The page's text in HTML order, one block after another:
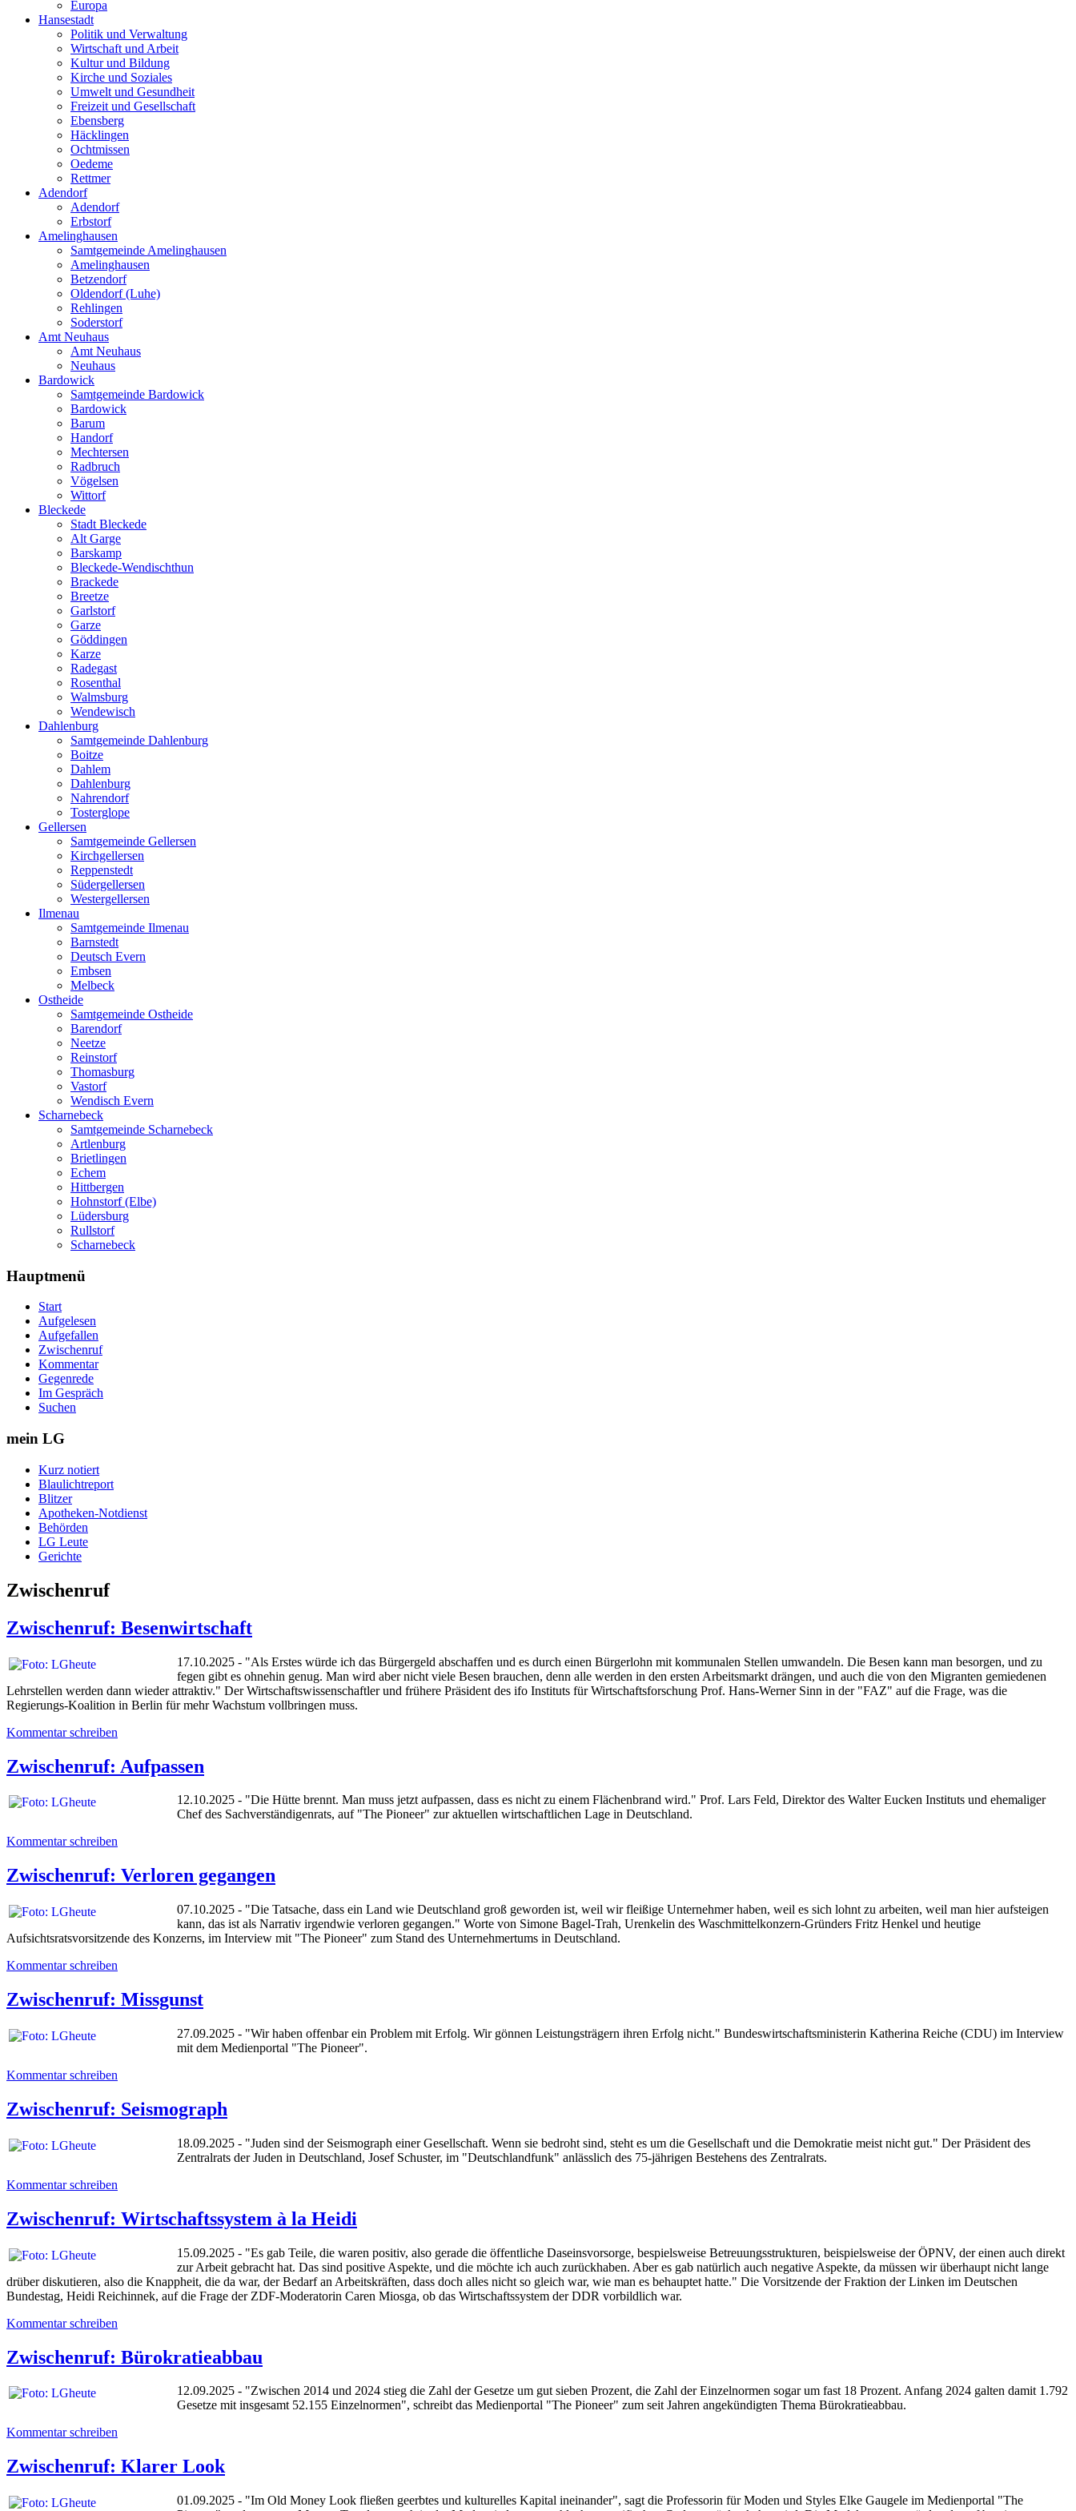
Europa
Hansestadt
Politik und Verwaltung
Wirtschaft und Arbeit
Kultur und Bildung
Kirche und Soziales
Umwelt und Gesundheit
Freizeit und Gesellschaft
Ebensberg
Häcklingen
Ochtmissen
Oedeme
Rettmer
Adendorf
Adendorf
Erbstorf
Amelinghausen
Samtgemeinde Amelinghausen
Amelinghausen
Betzendorf
Oldendorf (Luhe)
Rehlingen
Soderstorf
Amt Neuhaus
Amt Neuhaus
Neuhaus
Bardowick
Samtgemeinde Bardowick
Bardowick
Barum
Handorf
Mechtersen
Radbruch
Vögelsen
Wittorf
Bleckede
Stadt Bleckede
Alt Garge
Barskamp
Bleckede-Wendischthun
Brackede
Breetze
Garlstorf
Garze
Göddingen
Karze
Radegast
Rosenthal
Walmsburg
Wendewisch
Dahlenburg
Samtgemeinde Dahlenburg
Boitze
Dahlem
Dahlenburg
Nahrendorf
Tosterglope
Gellersen
Samtgemeinde Gellersen
Kirchgellersen
Reppenstedt
Südergellersen
Westergellersen
Ilmenau
Samtgemeinde Ilmenau
Barnstedt
Deutsch Evern
Embsen
Melbeck
Ostheide
Samtgemeinde Ostheide
Barendorf
Neetze
Reinstorf
Thomasburg
Vastorf
Wendisch Evern
Scharnebeck
Samtgemeinde Scharnebeck
Artlenburg
Brietlingen
Echem
Hittbergen
Hohnstorf (Elbe)
Lüdersburg
Rullstorf
Scharnebeck
Hauptmenü
Start
Aufgelesen
Aufgefallen
Zwischenruf
Kommentar
Gegenrede
Im Gespräch
Suchen
mein LG
Kurz notiert
Blaulichtreport
Blitzer
Apotheken-Notdienst
Behörden
LG Leute
Gerichte
Zwischenruf
Zwischenruf: Besenwirtschaft
17.10.2025 - "Als Erstes würde ich das Bürgergeld abschaffen und es durch einen Bürgerlohn mit kommunalen Stellen umwandeln. Die Besen kann man besorgen, und zu
fegen gibt es ohnehin genug. Man wird aber nicht viele Besen brauchen, denn alle werden in den ersten Arbeitsmarkt drängen, und auch die von den Migranten gemiedenen
Lehrstellen werden dann wieder attraktiv." Der Wirtschaftswissenschaftler und frühere Präsident des ifo Instituts für Wirtschaftsforschung Prof. Hans-Werner Sinn in der "FAZ" auf die Frage, was die
Regierungs-Koalition in Berlin für mehr Wachstum vollbringen muss.
Kommentar schreiben
Zwischenruf: Aufpassen
12.10.2025 - "Die Hütte brennt. Man muss jetzt aufpassen, dass es nicht zu einem Flächenbrand wird." Prof. Lars Feld, Direktor des Walter Eucken Instituts und ehemaliger
Chef des Sachverständigenrats, auf "The Pioneer" zur aktuellen wirtschaftlichen Lage in Deutschland.
Kommentar schreiben
Zwischenruf: Verloren gegangen
07.10.2025 - "Die Tatsache, dass ein Land wie Deutschland groß geworden ist, weil wir fleißige Unternehmer haben, weil es sich lohnt zu arbeiten, weil man hier aufsteigen
kann, das ist als Narrativ irgendwie verloren gegangen." Worte von Simone Bagel-Trah, Urenkelin des Waschmittelkonzern-Gründers Fritz Henkel und heutige
Aufsichtsratsvorsitzende des Konzerns, im Interview mit "The Pioneer" zum Stand des Unternehmertums in Deutschland.
Kommentar schreiben
Zwischenruf: Missgunst
27.09.2025 - "Wir haben offenbar ein Problem mit Erfolg. Wir gönnen Leistungsträgern ihren Erfolg nicht." Bundeswirtschaftsministerin Katherina Reiche (CDU) im Interview
mit dem Medienportal "The Pioneer".
Kommentar schreiben
Zwischenruf: Seismograph
18.09.2025 - "Juden sind der Seismograph einer Gesellschaft. Wenn sie bedroht sind, steht es um die Gesellschaft und die Demokratie meist nicht gut." Der Präsident des
Zentralrats der Juden in Deutschland, Josef Schuster, im "Deutschlandfunk" anlässlich des 75-jährigen Bestehens des Zentralrats.
Kommentar schreiben
Zwischenruf: Wirtschaftssystem à la Heidi
15.09.2025 - "Es gab Teile, die waren positiv, also gerade die öffentliche Daseinsvorsorge, bespielsweise Betreuungsstrukturen, beispielsweise der ÖPNV, der einen auch direkt
zur Arbeit gebracht hat. Das sind positive Aspekte, und die möchte ich auch zurückhaben. Aber es gab natürlich auch negative Aspekte, da müssen wir überhaupt nicht lange
drüber diskutieren, also die Knappheit, die da war, der Bedarf an Arbeitskräften, dass doch alles nicht so gleich war, wie man es behauptet hatte." Die Vorsitzende der Fraktion der Linken im Deutschen
Bundestag, Heidi Reichinnek, auf die Frage der ZDF-Moderatorin Caren Miosga, ob das Wirtschaftssystem der DDR vorbildlich war.
Kommentar schreiben
Zwischenruf: Bürokratieabbau
12.09.2025 - "Zwischen 2014 und 2024 stieg die Zahl der Gesetze um gut sieben Prozent, die Zahl der Einzelnormen sogar um fast 18 Prozent. Anfang 2024 galten damit 1.792
Gesetze mit insgesamt 52.155 Einzelnormen", schreibt das Medienportal "The Pioneer" zum seit Jahren angekündigten Thema Bürokratieabbau.
Kommentar schreiben
Zwischenruf: Klarer Look
01.09.2025 - "Im Old Money Look fließen geerbtes und kulturelles Kapital ineinander", sagt die Professorin für Moden und Styles Elke Gaugele im Medienportal "The